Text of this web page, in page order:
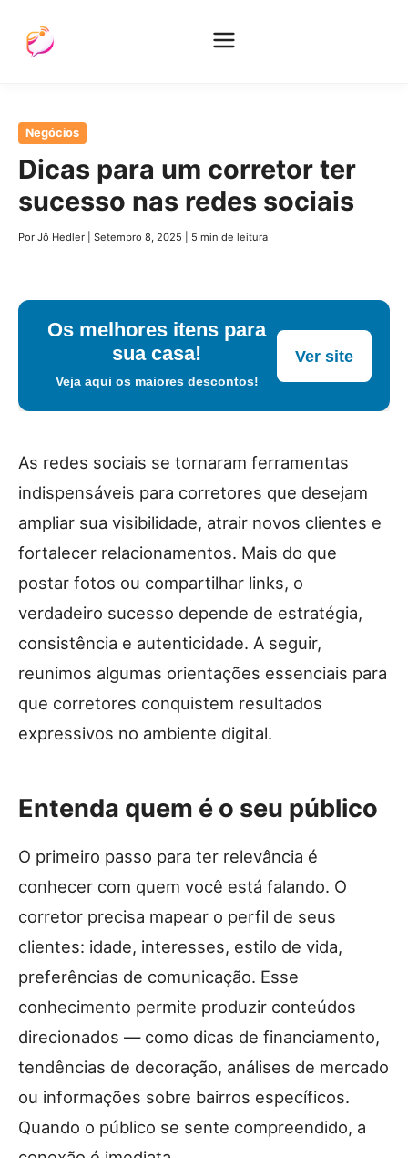
Pular
conteúdo
Negócios
Dicas para um corretor ter
sucesso nas redes sociais
Por Jô Hedler Setembro 8, 2025 5 min de leitura
Os melhores itens para
sua casa!
Veja aqui os maiores descontos!
Ver site
As redes sociais se tornaram ferramentas
indispensáveis para corretores que desejam
ampliar sua visibilidade, atrair novos clientes e
fortalecer relacionamentos. Mais do que
postar fotos ou compartilhar links, o
verdadeiro sucesso depende de estratégia,
consistência e autenticidade. A seguir,
reunimos algumas orientações essenciais para
que corretores conquistem resultados
expressivos no ambiente digital.
Entenda quem é o seu público
O primeiro passo para ter relevância é
conhecer com quem você está falando. O
corretor precisa mapear o perfil de seus
clientes: idade, interesses, estilo de vida,
preferências de comunicação. Esse
conhecimento permite produzir conteúdos
direcionados — como dicas de financiamento,
tendências de decoração, análises de mercado
ou informações sobre bairros específicos.
Quando o público se sente compreendido, a